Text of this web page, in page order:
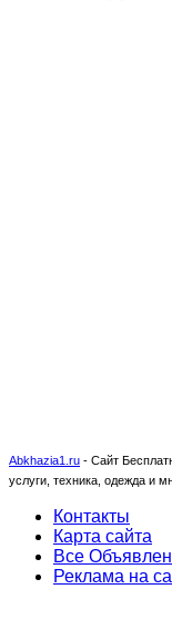
Abkhazia1.ru - Сайт
услуги, техника, одежда и
Контакты
Карта сайта
Все
Реклама на